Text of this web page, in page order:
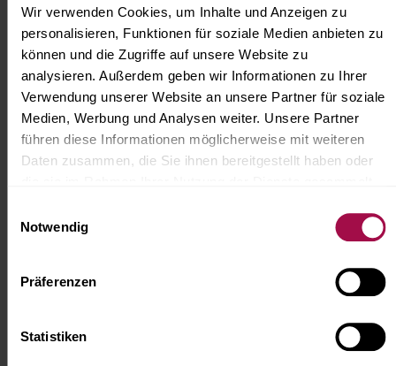
Wir verwenden Cookies, um Inhalte und Anzeigen zu
personalisieren, Funktionen für soziale Medien anbieten zu
können und die Zugriffe auf unsere Website zu
analysieren. Außerdem geben wir Informationen zu Ihrer
Verwendung unserer Website an unsere Partner für soziale
Medien, Werbung und Analysen weiter. Unsere Partner
führen diese Informationen möglicherweise mit weiteren
Daten zusammen, die Sie ihnen bereitgestellt haben oder
Notwendig
Präferenzen
Statistiken
Familienfeiern, Geburtstage &
Jubiläen
Wir liefern Ihnen die Top-Locations und den
Rundum-Service für Ihre Familienfeiern,
Geburtstage und Jubiläen.
mehr erfahren
Hochzeiten, Boho Weddings &
Feiern Sie mit PAULS Events Ihre